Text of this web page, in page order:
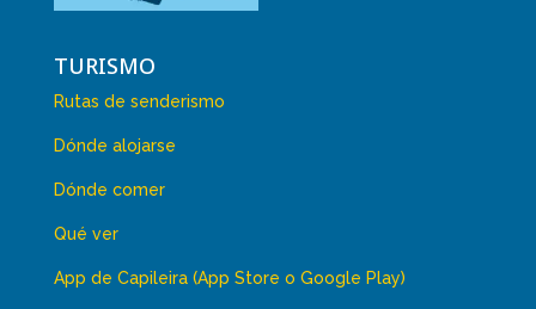
TURISMO
Rutas de senderismo
Dónde alojarse
Dónde comer
Qué ver
App de Capileira (App Store o Google Play)